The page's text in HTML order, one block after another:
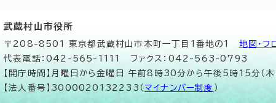
武蔵村山市役所
〒208-8501 東京都武蔵村山市本町一丁目1番地の1 地図･フ
代表電話：042-565-1111 ファクス：042-563-0793
【開庁時間】月曜日から金曜日 午前8時30分から午後5時15分（
【法人番号】3000020132233（ マイナンバー制度 ）